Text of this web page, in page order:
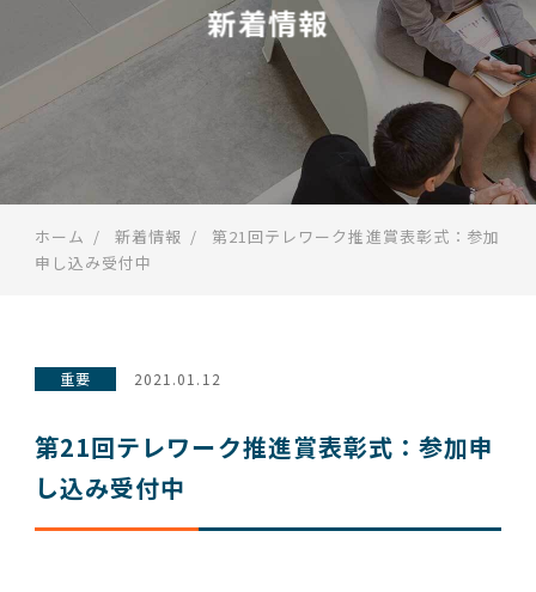
新着情報
ホーム 新着情報
第21回テレワーク推進賞表彰式：参加
申し込み受付中
重要 2021.01.12
第21回テレワーク推進賞表彰式：参加申
し込み受付中